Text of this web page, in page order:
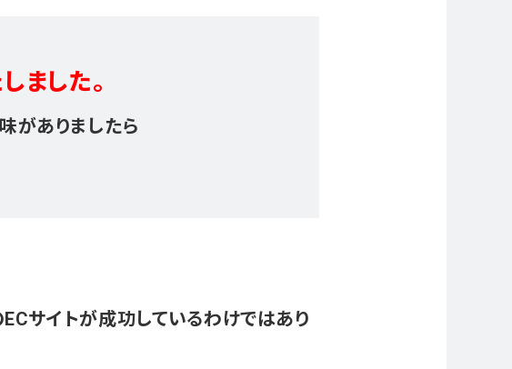
ました。
がありましたら
サイトが成功しているわけではあり